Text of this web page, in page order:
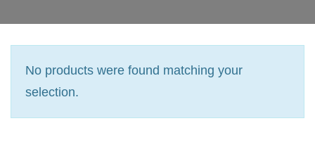
No products were found matching your
selection.